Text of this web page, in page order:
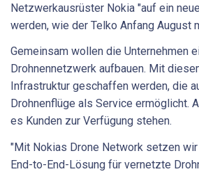
Netzwerkausrüster Nokia "auf ein
werden, wie der Telko Anfang August
Gemeinsam wollen die Unternehmen
Drohnennetzwerk aufbauen. Mit
Infrastruktur geschaffen werden, die
Drohnenflüge als Service ermöglicht.
es Kunden zur Verfügung stehen.
"Mit Nokias Drone Network setzen
End-to-End-Lösung für vernetzte